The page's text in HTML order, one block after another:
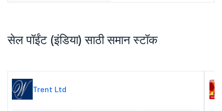
सेल पॉईंट (इंडिया) साठी समान स्टॉक
Trent Ltd